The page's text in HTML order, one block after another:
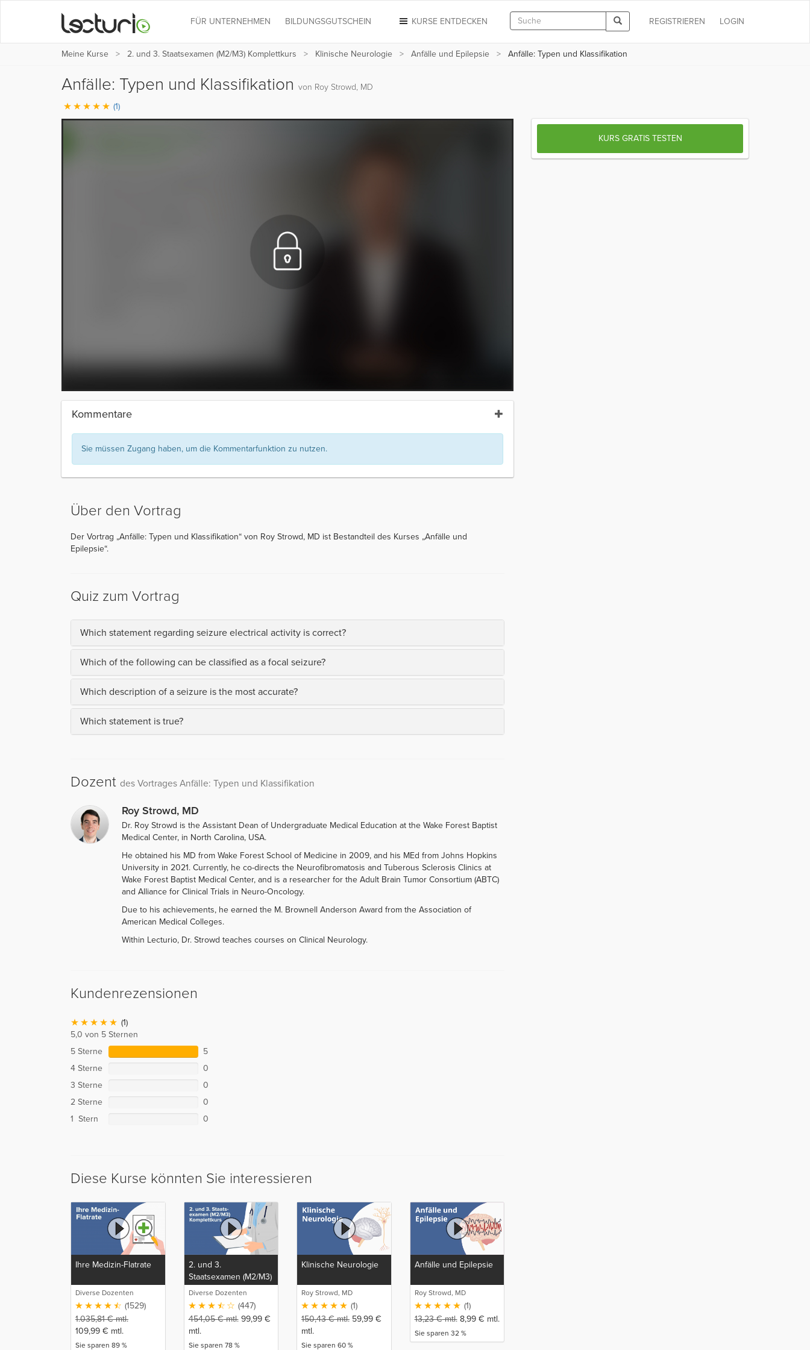
LOGIN
REGISTRIEREN
KURSE ENTDECKEN
FÜR UNTERNEHMEN BILDUNGSGUTSCHEIN
Meine Kurse 2. und 3. Staatsexamen (M2/M3) Komplettkurs Klinische Neurologie Anfälle und Epilepsie Anfälle: Typen und Klassifikation
Anfälle: Typen und Klassifikation von Roy Strowd, MD
(1)
Kommentare
Sie müssen Zugang haben, um die Kommentarfunktion zu nutzen.
Über den Vortrag
Der Vortrag „Anfälle: Typen und Klassifikation“ von Roy Strowd, MD ist Bestandteil des Kurses „Anfälle und
Epilepsie“.
Quiz zum Vortrag
Which statement regarding seizure electrical activity is correct?
Which of the following can be classified as a focal seizure?
Which description of a seizure is the most accurate?
Which statement is true?
Dozent des Vortrages Anfälle: Typen und Klassifikation
Roy Strowd, MD
Dr. Roy Strowd is the Assistant Dean of Undergraduate Medical Education at the Wake Forest Baptist
Medical Center, in North Carolina, USA.
He obtained his MD from Wake Forest School of Medicine in 2009, and his MEd from Johns Hopkins
University in 2021. Currently, he co-directs the Neurofibromatosis and Tuberous Sclerosis Clinics at
Wake Forest Baptist Medical Center, and is a researcher for the Adult Brain Tumor Consortium (ABTC)
and Alliance for Clinical Trials in Neuro-Oncology.
Due to his achievements, he earned the M. Brownell Anderson Award from the Association of
American Medical Colleges.
Within Lecturio, Dr. Strowd teaches courses on Clinical Neurology.
Kundenrezensionen
(1)
5,0 von 5 Sternen
5 Sterne
5
4 Sterne
0
3 Sterne
0
2 Sterne
0
1 Stern
0
Diese Kurse könnten Sie interessieren
Ihre Medizin-Flatrate
Diverse Dozenten
(1529)
1.035,81€mtl.
109,99 € mtl.
Sie sparen 89 %
2. und 3.
Staatsexamen (M2/M3)
Komplettkurs
Diverse Dozenten
(447)
454,05€mtl. 99,99 €
mtl.
Sie sparen 78 %
Klinische Neurologie
Roy Strowd, MD
(1)
150,43€mtl. 59,99 €
mtl.
Sie sparen 60 %
Anfälle und Epilepsie
Roy Strowd, MD
(1)
13,23€mtl. 8,99 € mtl.
Sie sparen 32 %
KURS GRATIS TESTEN